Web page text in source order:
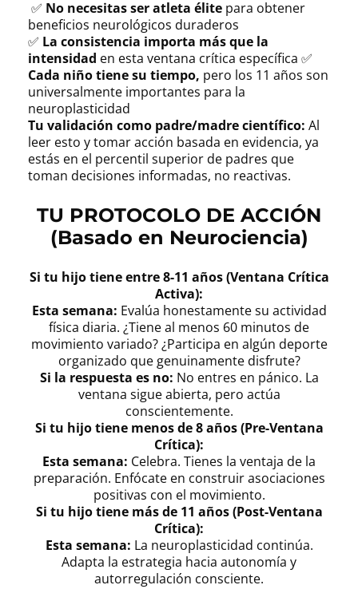
✅ No necesitas ser atleta élite para obtener
beneficios neurológicos duraderos
✅ La consistencia importa más que la
intensidad en esta ventana crítica específica ✅
Cada niño tiene su tiempo, pero los 11 años son
universalmente importantes para la
neuroplasticidad
Tu validación como padre/madre científico: Al
leer esto y tomar acción basada en evidencia, ya
estás en el percentil superior de padres que
toman decisiones informadas, no reactivas.
TU PROTOCOLO DE ACCIÓN
(Basado en Neurociencia)
Si tu hijo tiene entre 8-11 años (Ventana Crítica
Activa):
Esta semana: Evalúa honestamente su actividad
física diaria. ¿Tiene al menos 60 minutos de
movimiento variado? ¿Participa en algún deporte
organizado que genuinamente disfrute?
Si la respuesta es no: No entres en pánico. La
ventana sigue abierta, pero actúa
conscientemente.
Si tu hijo tiene menos de 8 años (Pre-Ventana
Crítica):
Esta semana: Celebra. Tienes la ventaja de la
preparación. Enfócate en construir asociaciones
positivas con el movimiento.
Si tu hijo tiene más de 11 años (Post-Ventana
Crítica):
Esta semana: La neuroplasticidad continúa.
Adapta la estrategia hacia autonomía y
autorregulación consciente.